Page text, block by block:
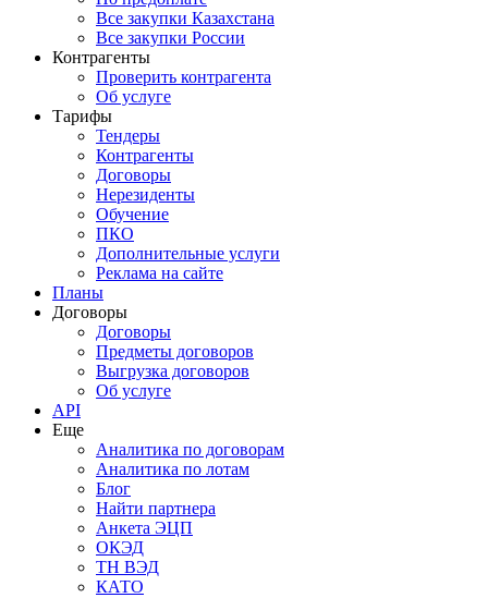
Все закупки Казахстана
Все закупки России
Контрагенты
Проверить контрагента
Об услуге
Тарифы
Тендеры
Контрагенты
Договоры
Нерезиденты
Обучение
ПКО
Дополнительные услуги
Реклама на сайте
Планы
Договоры
Договоры
Предметы договоров
Выгрузка договоров
Об услуге
API
Еще
Аналитика по договорам
Аналитика по лотам
Блог
Найти партнера
Анкета ЭЦП
ОКЭД
ТН ВЭД
КАТО